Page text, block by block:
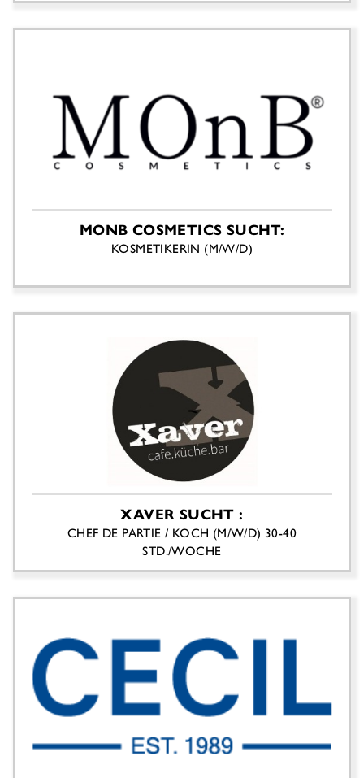
MONB COSMETICS SUCHT:
KOSMETIKERIN (M/W/D)
XAVER SUCHT :
CHEF DE PARTIE / KOCH (M/W/D) 30-40
STD./WOCHE